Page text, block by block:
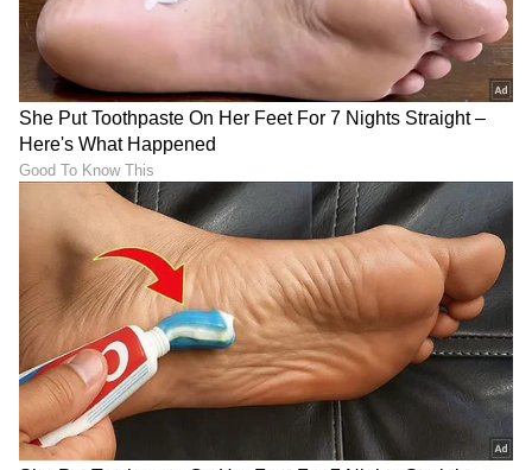
6
7
Image Credit :Asianet News
ನೀರಿನ ಕೊರತೆ
ಕಡಿಮೆ ನೀರು ಸೇವನೆ ದೊಡ್ಡ ಸಮಸ್ಯೆಯಾಗಿದೆ. ಇದು
ರೋಗನಿರೋಧಕ ಶಕ್ತಿ ಮತ್ತು ಉರಿಯೂತದ ಮಟ್ಟದ ಮೇಲೆ
ನೇರವಾಗಿ ಪರಿಣಾಮ ಬೀರುತ್ತದೆ. ವೈದ್ಯರ ಪ್ರಕಾರ, ಸಾಕಷ್ಟು
ನೀರು ಕುಡಿಯದಿರುವುದು ದೇಹದಲ್ಲಿ ಲೋಳೆಯನ್ನು